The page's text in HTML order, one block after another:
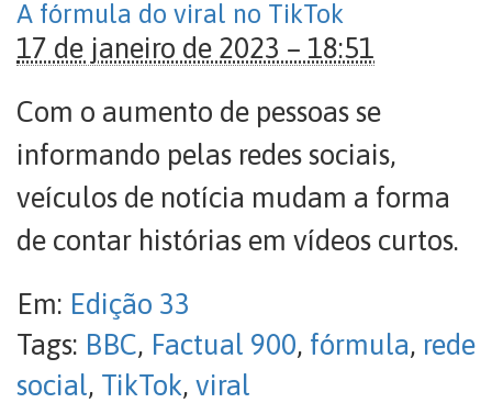
A fórmula do viral no TikTok
17 de janeiro de 2023 – 18:51
Com o aumento de pessoas se
informando pelas redes sociais,
veículos de notícia mudam a forma
de contar histórias em vídeos curtos.
Em: Edição 33
Tags: BBC, Factual 900, fórmula, rede
social, TikTok, viral